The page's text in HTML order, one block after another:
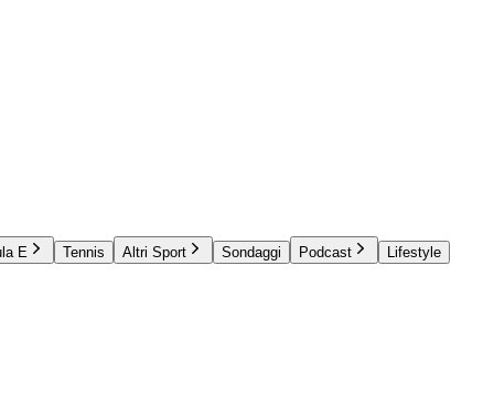
E Tennis Altri Sport Sondaggi Podcast Lifestyle